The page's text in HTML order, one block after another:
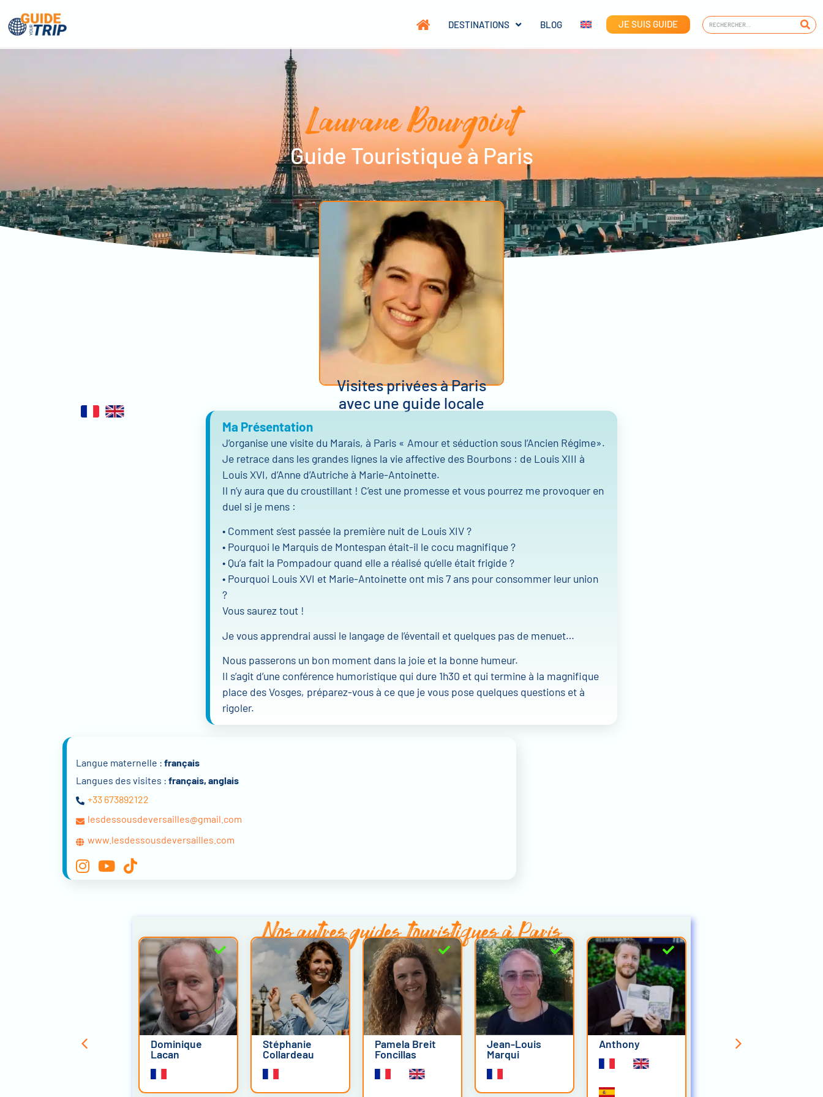
DESTINATIONS BLOG JE SUIS GUIDE
Laurane Bourgoint
Guide Touristique à Paris
Visites privées à Paris
avec une guide locale
Ma Présentation
J’organise une visite du Marais, à Paris « Amour et séduction sous l’Ancien Régime».
Je retrace dans les grandes lignes la vie affective des Bourbons : de Louis XIII à
Louis XVI, d’Anne d’Autriche à Marie-Antoinette.
Il n’y aura que du croustillant ! C’est une promesse et vous pourrez me provoquer en
duel si je mens :
• Comment s’est passée la première nuit de Louis XIV ?
• Pourquoi le Marquis de Montespan était-il le cocu magnifique ?
• Qu’a fait la Pompadour quand elle a réalisé qu’elle était frigide ?
• Pourquoi Louis XVI et Marie-Antoinette ont mis 7 ans pour consommer leur union
?
Vous saurez tout !
Je vous apprendrai aussi le langage de l’éventail et quelques pas de menuet…
Nous passerons un bon moment dans la joie et la bonne humeur.
Il s’agit d’une conférence humoristique qui dure 1h30 et qui termine à la magnifique
place des Vosges, préparez-vous à ce que je vous pose quelques questions et à
rigoler.
Langue maternelle : français
Langues des visites : français, anglais
+33 673892122
lesdessousdeversailles@gmail.com
www.lesdessousdeversailles.com
Nos autresguides touristiques à Paris
Lora Romano Dominique
Lacan
Stéphanie
Collardeau
Pamela Breit
Foncillas
Jean-Louis
Marqui
Anthony Nina Tsereteli